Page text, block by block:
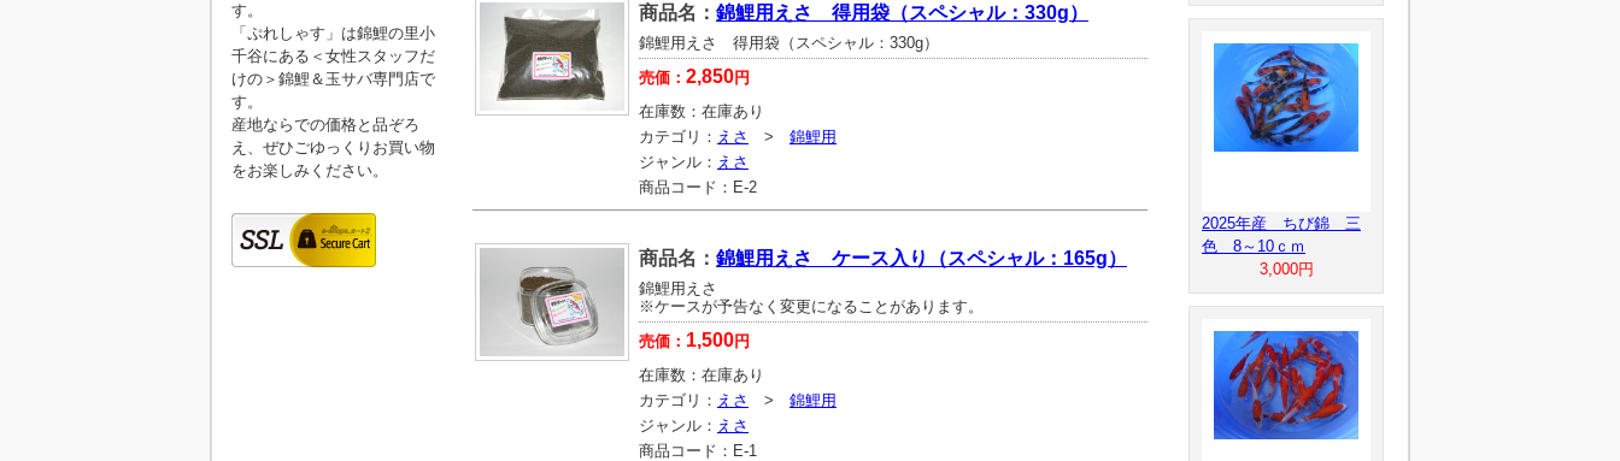
商品名： 錦鯉用えさ 得用袋（スペシャル：330g）
錦鯉用えさ 得用袋（スペシャル：330g）
売価： 2,850円
在庫数： 在庫あり
カテゴリ： えさ > 錦鯉用
ジャンル： えさ
商品コード： E-2
商品名： 錦鯉用えさ ケース入り（スペシャル：165g）
錦鯉用えさ
※ケースが予告なく変更になることがあります。
売価： 1,500円
在庫数： 在庫あり
カテゴリ： えさ > 錦鯉用
ジャンル： えさ
商品コード： E-1
す。
「ぷれしゃす」は錦鯉の里小
千谷にある＜女性スタッフだ
けの＞錦鯉＆玉サバ専門店で
す。
産地ならでの価格と品ぞろ
え、ぜひごゆっくりお買い物
をお楽しみください。
2025年産 ちび錦 三
色 8～10ｃｍ
3,000円